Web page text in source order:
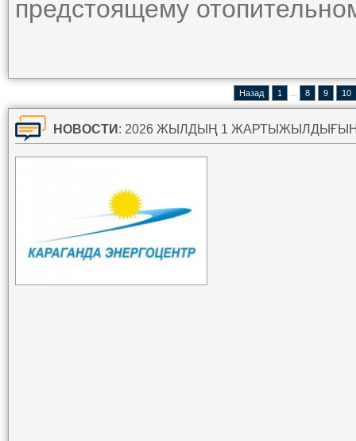
предстоящему
Назад 1 8 9 10
НОВОСТИ: 2026 ЖЫЛДЫҢ 1 ЖАРТЫЖЫЛДЫҒЫНЫҢ ҚОРЫТЫНДЫСЫ